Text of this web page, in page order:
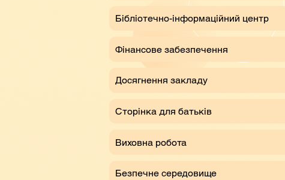
Бібліотечно-інформаційний центр
Фінансове забезпечення
Досягнення закладу
Сторінка для батьків
Виховна робота
Безпечне середовище